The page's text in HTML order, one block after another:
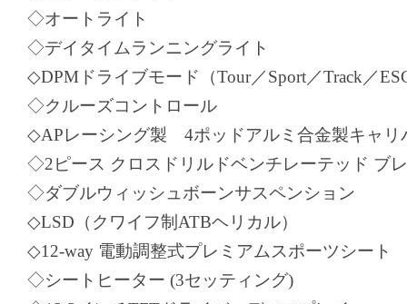
◇オートライト
◇デイタイムランニングライト
◇DPMドライブモード（Tour／Sport／Track／
◇クルーズコントロール
◇APレーシング製 4ポッドアルミ合金製キャリ
◇2ピース クロスドリルドベンチレーテッド ブ
◇ダブルウィッシュボーンサスペンション
◇LSD（クワイフ制ATBヘリカル）
◇12-way 電動調整式プレミアムスポーツシート
◇シートヒーター (3セッティング)